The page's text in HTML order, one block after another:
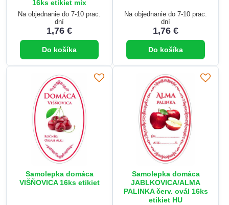
16ks etikiet mix
Na objednanie do 7-10 prac.
dní
1,76 €
Do košíka
Na objednanie do 7-10 prac.
dní
1,76 €
Do košíka
Samolepka domáca
VIŠŇOVICA 16ks etikiet
Samolepka domáca
JABLKOVICA/ALMA
PALINKA červ. ovál 16ks
etikiet HU